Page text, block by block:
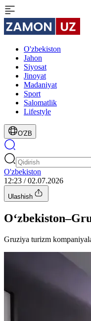
O'zbekiston
Jahon
Siyosat
Jinoyat
Madaniyat
Sport
Salomatlik
Lifestyle
O'ZB
O'zbekiston
12:23 / 02.07.2026
Ulashish
Gruziya turizm